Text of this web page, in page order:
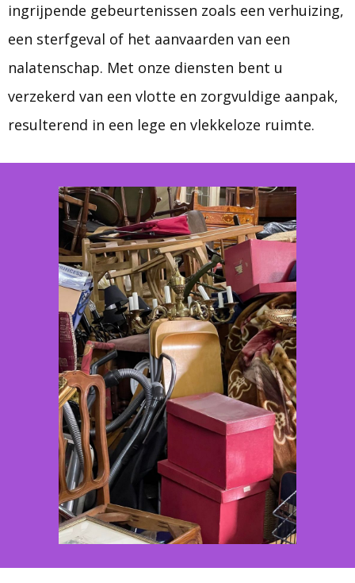
ingrijpende gebeurtenissen zoals een verhuizing,
een sterfgeval of het aanvaarden van een
nalatenschap. Met onze diensten bent u
verzekerd van een vlotte en zorgvuldige aanpak,
resulterend in een lege en vlekkeloze ruimte.